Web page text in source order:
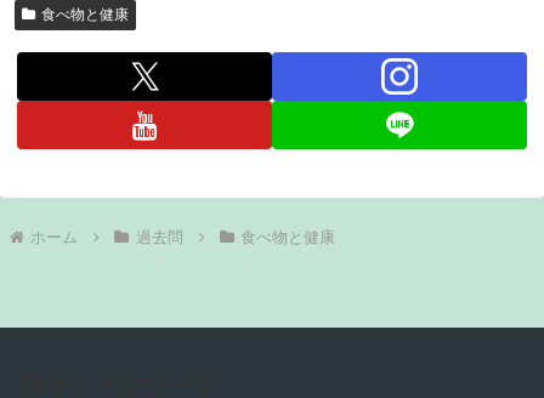
食べ物と健康
ホーム 過去問 食べ物と健康